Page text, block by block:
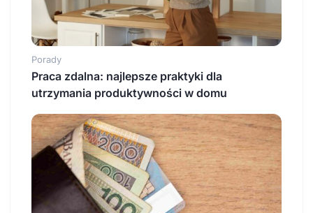
Porady
Praca zdalna: najlepsze praktyki dla
utrzymania produktywności w domu